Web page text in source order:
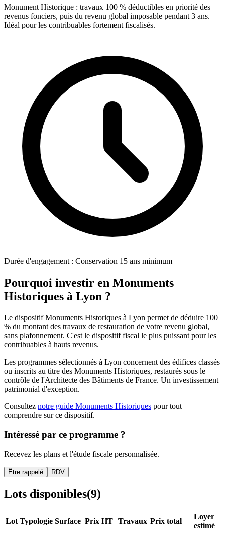
Monument Historique : travaux 100 % déductibles en priorité des
revenus fonciers, puis du revenu global imposable pendant 3 ans.
Idéal pour les contribuables fortement fiscalisés.
Durée d'engagement : Conservation 15 ans minimum
Pourquoi investir en Monuments
Historiques à Lyon ?
Le dispositif Monuments Historiques à Lyon permet de déduire 100
% du montant des travaux de restauration de votre revenu global,
sans plafonnement. C'est le dispositif fiscal le plus puissant pour les
contribuables à hauts revenus.
Les programmes sélectionnés à Lyon concernent des édifices classés
ou inscrits au titre des Monuments Historiques, restaurés sous le
contrôle de l'Architecte des Bâtiments de France. Un investissement
patrimonial d'exception.
Consultez notre guide Monuments Historiques pour tout
comprendre sur ce dispositif.
Intéressé par ce programme ?
Recevez les plans et l'étude fiscale personnalisée.
Être rappelé RDV
Lots disponibles(9)
Lot Typologie Surface Prix HT Travaux Prix total
Loyer
estimé